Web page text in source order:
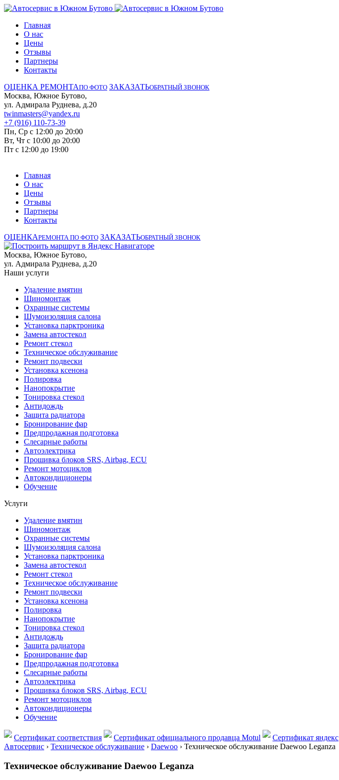
Главная
О нас
Цены
Отзывы
Партнеры
Контакты
ОЦЕНКА РЕМОНТАПО ФОТО ЗАКАЗАТЬОБРАТНЫЙ ЗВОНОК
Москва, Южное Бутово,
ул. Адмирала Руднева, д.20
twinmasters@yandex.ru
+7 (916) 110-73-39
Пн, Ср с 12:00 до 20:00
Вт, Чт с 10:00 до 20:00
Пт с 12:00 до 19:00
Главная
О нас
Цены
Отзывы
Партнеры
Контакты
ОЦЕНКАРЕМОНТА ПО ФОТО ЗАКАЗАТЬОБРАТНЫЙ ЗВОНОК
Москва, Южное Бутово,
ул. Адмирала Руднева, д.20
Наши услуги
Удаление вмятин
Шиномонтаж
Охранные системы
Шумоизоляция салона
Установка парктроника
Замена автостекол
Ремонт стекол
Техническое обслуживание
Ремонт подвески
Установка ксенона
Полировка
Нанопокрытие
Тонировка стекол
Антидождь
Защита радиатора
Бронирование фар
Предпродажная подготовка
Слесарные работы
Автоэлектрика
Прошивка блоков SRS, Airbag, ECU
Ремонт мотоциклов
Автокондиционеры
Обучение
Услуги
Удаление вмятин
Шиномонтаж
Охранные системы
Шумоизоляция салона
Установка парктроника
Замена автостекол
Ремонт стекол
Техническое обслуживание
Ремонт подвески
Установка ксенона
Полировка
Нанопокрытие
Тонировка стекол
Антидождь
Защита радиатора
Бронирование фар
Предпродажная подготовка
Слесарные работы
Автоэлектрика
Прошивка блоков SRS, Airbag, ECU
Ремонт мотоциклов
Автокондиционеры
Обучение
Сертификат соответствия Сертификат официального продавца Motul Сертификат яндекс
Автосервис › Техническое обслуживание › Daewoo › Техническое обслуживание Daewoo Leganza
Техническое обслуживание Daewoo Leganza